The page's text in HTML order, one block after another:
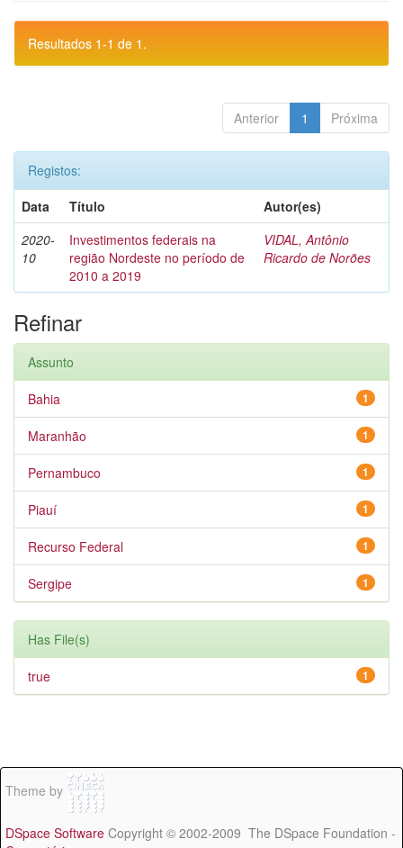
Resultados 1-1 de 1.
Anterior 1 Próxima
Registos:
Data
Título
Autor(es)
2020-
10
Investimentos federais na
região Nordeste no período de
2010 a 2019
VIDAL, Antônio
Ricardo de Norões
Refinar
Assunto
1
Bahia
1
Maranhão
1
Pernambuco
1
Piauí
1
Recurso Federal
1
Sergipe
Has File(s)
1
true
Theme by
DSpace Software Copyright © 2002-2009 The DSpace Foundation -